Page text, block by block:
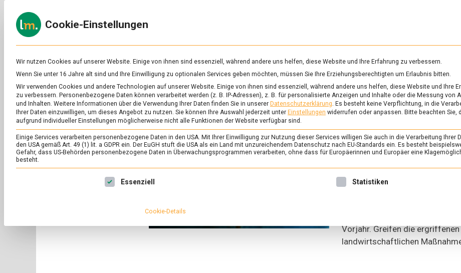
to
content
zu
&
Ernährung
SCHLAGWORT: KLIMAWANDEL
WIRTSCHAFT
Sorgenvolle Knolle:
2019 bleibt spannend
3. September 2019 Johannes
Nach der schlechten
Sommer 2019 war ähnlich
Vorjahr. Greifen die ergriffenen
landwirtschaftlichen
Cookie-Einstellungen
Wir nutzen Cookies auf unserer Website. Einige von ihnen sind essenziell, während andere uns helfen, diese Website und Ihre Erfahrung zu verbessern.
Wenn Sie unter 16 Jahre alt sind und Ihre Einwilligung zu optionalen Services geben möchten, müssen Sie Ihre Erziehungsberechtigten um Erlaubnis bitten.
Wir verwenden Cookies und andere Technologien auf unserer Website. Einige von ihnen sind essenziell, während andere uns helfen, diese Website und Ihre
zu verbessern. Personenbezogene Daten können verarbeitet werden (z. B. IP-Adressen), z. B. für personalisierte Anzeigen und Inhalte oder die Messung von
und Inhalten. Weitere Informationen über die Verwendung Ihrer Daten finden Sie in unserer Datenschutzerklärung. Es besteht keine Verpflichtung, in die
Ihrer Daten einzuwilligen, um dieses Angebot zu nutzen. Sie können Ihre Auswahl jederzeit unter Einstellungen widerrufen oder anpassen. Bitte beachten Sie,
aufgrund individueller Einstellungen möglicherweise nicht alle Funktionen der Website verfügbar sind.
Einige Services verarbeiten personenbezogene Daten in den USA. Mit Ihrer Einwilligung zur Nutzung dieser Services willigen Sie auch in die Verarbeitung Ihrer
den USA gemäß Art. 49 (1) lit. a GDPR ein. Der EuGH stuft die USA als ein Land mit unzureichendem Datenschutz nach EU-Standards ein. Es besteht
Gefahr, dass US-Behörden personenbezogene Daten in Überwachungsprogrammen verarbeiten, ohne dass für Europäerinnen und Europäer eine
besteht.
Es folgt eine Liste der Service-Gruppen, für die eine Einwilligung erteilt werden kann. Die erste Service-Gruppe ist
Essenziell Statistiken
Cookie-Details